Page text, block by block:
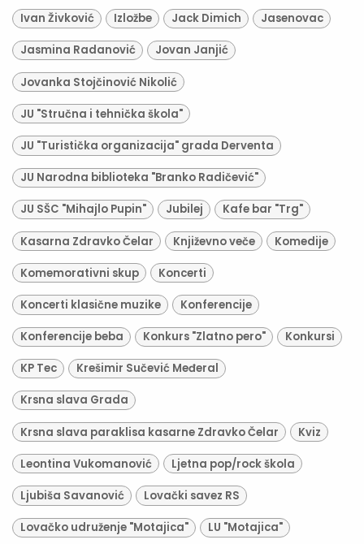
Ivan Živković Izložbe Jack Dimich Jasenovac
Jasmina Radanović Jovan Janjić
Jovanka Stojčinović Nikolić
JU "Stručna i tehnička škola"
JU "Turistička organizacija" grada Derventa
JU Narodna biblioteka "Branko Radičević"
JU SŠC "Mihajlo Pupin" Jubilej Kafe bar "Trg"
Kasarna Zdravko Čelar Književno veče Komedije
Komemorativni skup Koncerti
Koncerti klasične muzike Konferencije
Konferencije beba Konkurs "Zlatno pero" Konkursi
KP Tec Krešimir Sučević Međeral
Krsna slava Grada
Krsna slava paraklisa kasarne Zdravko Čelar Kviz
Leontina Vukomanović Ljetna pop/rock škola
Ljubiša Savanović Lovački savez RS
Lovačko udruženje "Motajica" LU "Motajica"